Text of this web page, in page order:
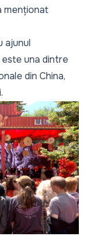
menționat
ajunul
una dintre
din China,